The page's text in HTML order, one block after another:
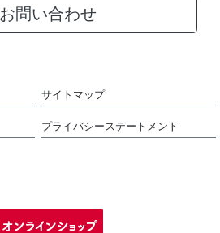
お問い合わせ
サイトマップ
プライバシーステートメント